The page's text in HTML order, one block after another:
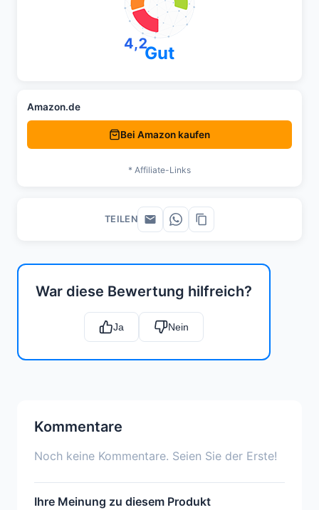
War diese Bewertung hilfreich?
Ja Nein
Kommentare
Noch keine Kommentare. Seien Sie der Erste!
Ihre Meinung zu diesem Produkt
4,2Gut
Amazon.de
Bei Amazon kaufen
* Affiliate-Links
TEILEN